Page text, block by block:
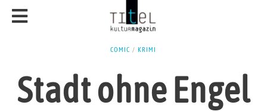
COMIC / KRIMI
Stadt ohne Engel